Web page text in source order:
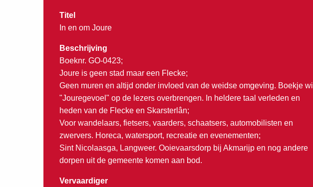
Titel
In en om Joure
Beschrijving
Boeknr. GO-0423;
Joure is geen stad maar een Flecke;
Geen muren en altijd onder invloed van de weidse omgeving. Boekje wil
"Jouregevoel" op de lezers overbrengen. In heldere taal verleden en
heden van de Flecke en Skarsterlân;
Voor wandelaars, fietsers, vaarders, schaatsers, automobilisten en
zwervers. Horeca, watersport, recreatie en evenementen;
Sint Nicolaasga, Langweer. Ooievaarsdorp bij Akmarijp en nog andere
dorpen uit de gemeente komen aan bod.
Vervaardiger